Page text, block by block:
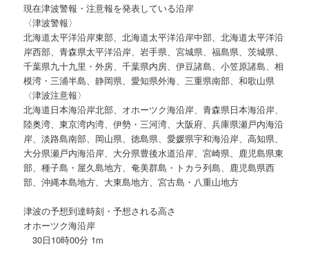
現在津波警報・注意報を発表している沿岸
〈津波警報〉
北海道太平洋沿岸東部、北海道太平洋沿岸中部、北海道太平洋沿
岸西部、青森県太平洋沿岸、岩手県、宮城県、福島県、茨城県、
千葉県九十九里・外房、千葉県内房、伊豆諸島、小笠原諸島、相
模湾・三浦半島、静岡県、愛知県外海、三重県南部、和歌山県
〈津波注意報〉
北海道日本海沿岸北部、オホーツク海沿岸、青森県日本海沿岸、
陸奥湾、東京湾内湾、伊勢・三河湾、大阪府、兵庫県瀬戸内海沿
岸、淡路島南部、岡山県、徳島県、愛媛県宇和海沿岸、高知県、
大分県瀬戸内海沿岸、大分県豊後水道沿岸、宮崎県、鹿児島県東
部、種子島・屋久島地方、奄美群島・トカラ列島、鹿児島県西
部、沖縄本島地方、大東島地方、宮古島・八重山地方
津波の予想到達時刻・予想される高さ
オホーツク海沿岸
30日10時00分 1m